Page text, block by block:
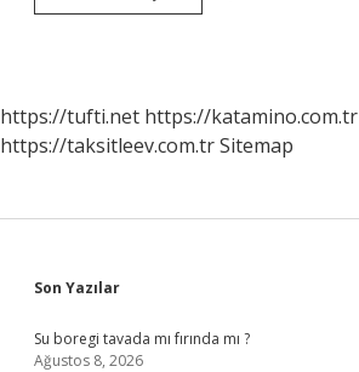
Saatler
https://tufti.net https://katamino.com.tr
https://taksitleev.com.trSitemap
Sidebar
Son Yazılar
Su boregi tavada mı fırında mı ?
Ağustos 8, 2026